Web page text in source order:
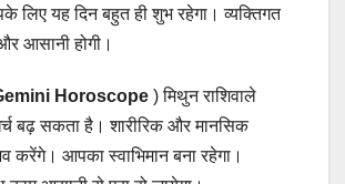
लिए यह दिन बहुत ही शुभ रहेगा। व्यक्तिगत
आसानी होगी।
Gemini Horoscope ) मिथुन राशिवाले
बढ़ सकता है। शारीरिक और मानसिक
करेंगे। आपका स्वाभिमान बना रहेगा।